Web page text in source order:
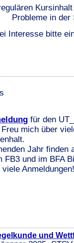
Probleme in der
Interesse bitte
für den
mich über
Jahr finden
FB3 und im BFA
viele
und